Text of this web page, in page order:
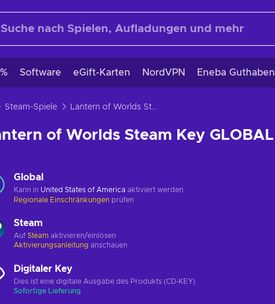
Software eGift-Karten NordVPN Eneba Guthaben
Steam-Spiele Lantern of Worlds Steam Key GLOBAL
of Worlds Steam Key GLOBAL
Global
Kann in United States of America aktiviert werden
Regionale Einschränkungen prüfen
Steam
Auf Steam aktivieren/einlösen
Aktivierungsanleitung anschauen
Digitaler Key
Dies ist eine digitale Ausgabe des Produkts (CD-KEY)
Sofortige Lieferung